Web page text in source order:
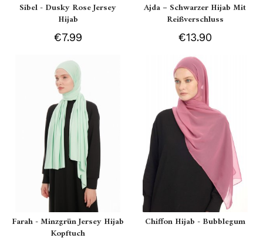
Sibel - Dusky Rose Jersey
Hijab
€7.99
Ajda – Schwarzer Hijab Mit
Reißverschluss
€13.90
Farah - Minzgrün Jersey Hijab
Kopftuch
Chiffon Hijab - Bubblegum